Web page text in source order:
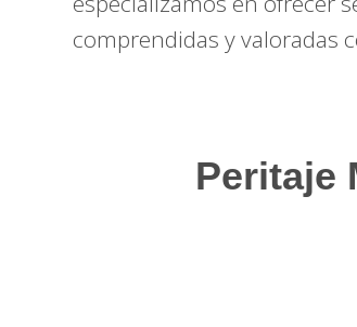
comprendidas y valoradas
Peritaje